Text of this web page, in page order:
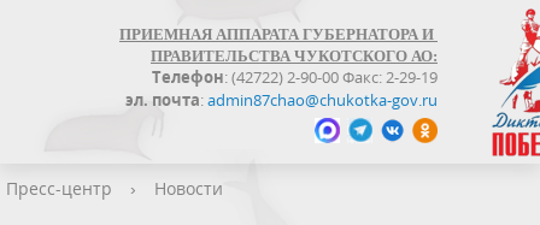
ПРИЕМНАЯ АППАРАТА ГУБЕРНАТОРА И
ПРАВИТЕЛЬСТВА ЧУКОТСКОГО АО:
Телефон: (42722) 2-90-00 Факс: 2-29-19
эл. почта:admin87chao@chukotka-gov.ru
Пресс-центр › Новости